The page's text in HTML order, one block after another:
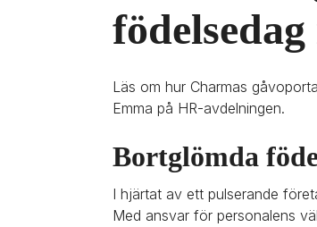
födelsedag
Läs om hur Charmas
Emma på HR-avdelningen.
Bortglömda
I hjärtat av ett pulserande
Med ansvar för personalens